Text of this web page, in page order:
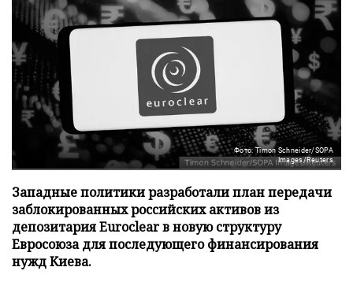
Фото: Timon Schneider/SOPA
Images/Reuters
Западные политики разработали план передачи
заблокированных российских активов из
депозитария Euroclear в новую структуру
Евросоюза для последующего финансирования
нужд Киева.